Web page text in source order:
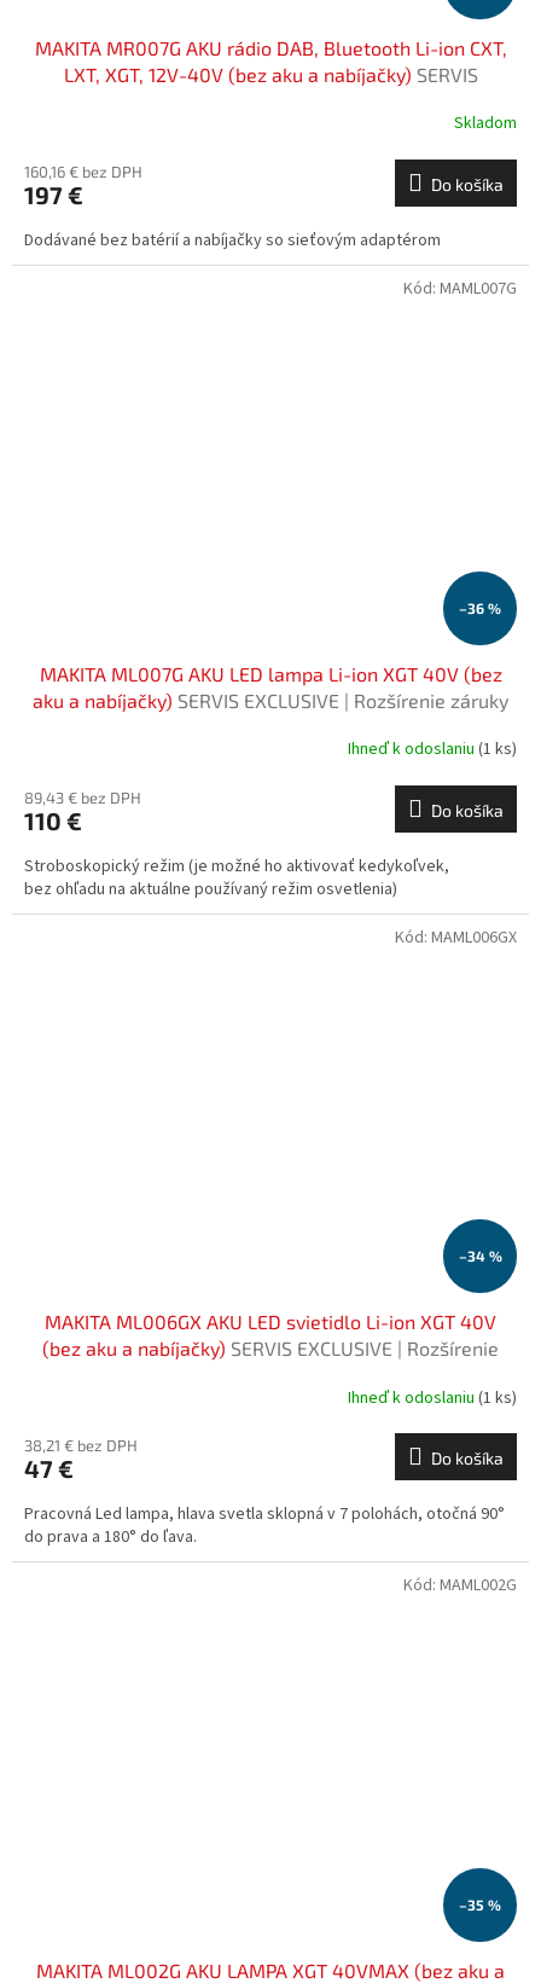
MAKITA MR007G AKU rádio DAB, Bluetooth Li-ion CXT,
LXT, XGT, 12V-40V (bez aku a nabíjačky) SERVIS
Skladom
160,16 € bez DPH
197 € Do košíka
Dodávané bez batérií a nabíjačky so sieťovým adaptérom
–36 %
MAKITA ML007G AKU LED lampa Li-ion XGT 40V (bez
aku a nabíjačky) SERVIS EXCLUSIVE | Rozšírenie záruky
Ihneď k odoslaniu (1 ks)
89,43 € bez DPH
110 € Do košíka
Stroboskopický režim (je možné ho aktivovať kedykoľvek,
bez ohľadu na aktuálne používaný režim osvetlenia)
Kód: MAML007G
–34 %
MAKITA ML006GX AKU LED svietidlo Li-ion XGT 40V
(bez aku a nabíjačky) SERVIS EXCLUSIVE | Rozšírenie
Ihneď k odoslaniu (1 ks)
38,21 € bez DPH
47 € Do košíka
Pracovná Led lampa, hlava svetla sklopná v 7 polohách, otočná 90°
do prava a 180° do ľava.
Kód: MAML006GX
–35 %
MAKITA ML002G AKU LAMPA XGT 40VMAX (bez aku a
Kód: MAML002G